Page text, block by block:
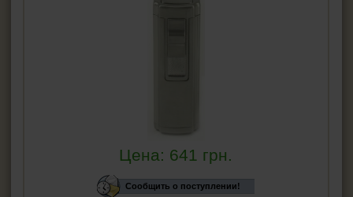
Цена: 641 грн.
Сообщить о поступлении!